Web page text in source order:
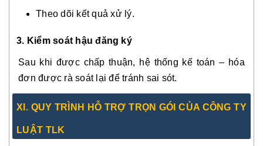
Theo dõi kết quả xử lý.
3. Kiểm soát hậu đăng ký
Sau khi được chấp thuận, hệ thống kế toán – hóa
đơn được rà soát lại để tránh sai sót.
XI. QUY TRÌNH HỖ TRỢ TRỌN GÓI CỦA CÔNG TY
LUẬT TLK